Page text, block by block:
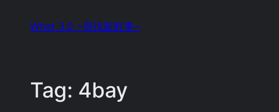
What 3.0 ~尋找新鮮事~
Tag: 4bay